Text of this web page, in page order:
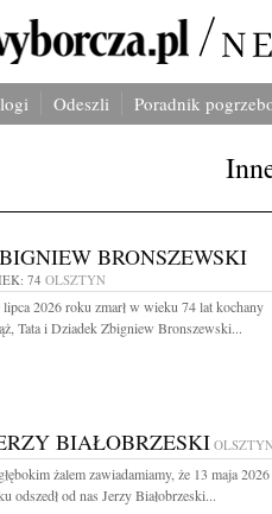
Odeszli Poradnik
BRONSZEWSKI
74 OLSZTYN
lipca 2026 roku zmarł w wieku 74 lat kochany
Tata i Dziadek Zbigniew Bronszewski...
BIAŁOBRZESKI
żalem zawiadamiamy, że 13 maja 2026
odszedł od nas Jerzy Białobrzeski...